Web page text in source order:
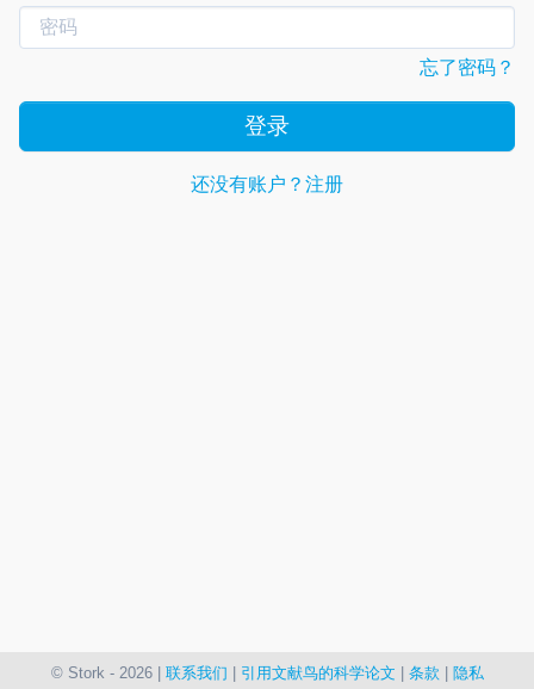
忘了密码？
登录
还没有账户？注册
© Stork - 2026 | 联系我们 引用文献鸟的科学论文 条款 隐私